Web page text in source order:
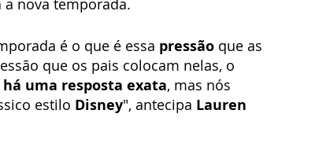
nova temporada.
é o que é essa pressão que as
que os pais colocam nelas, o
há uma resposta exata, mas nós
estilo Disney", antecipa Lauren